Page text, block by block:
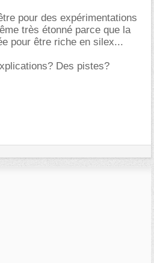
pour des expérimentations
très étonné parce que la
pour être riche en silex...
Des pistes?